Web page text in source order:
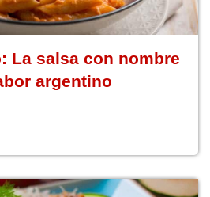
La salsa con nombre
argentino